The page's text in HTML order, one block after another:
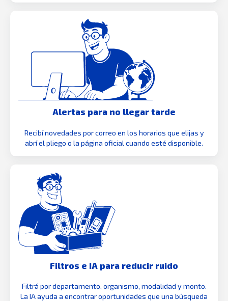
Alertas para no llegar tarde
Recibí novedades por correo en los horarios que elijas y
abrí el pliego o la página oficial cuando esté disponible.
Filtros e IA para reducir ruido
Filtrá por departamento, organismo, modalidad y monto.
La IA ayuda a encontrar oportunidades que una búsqueda